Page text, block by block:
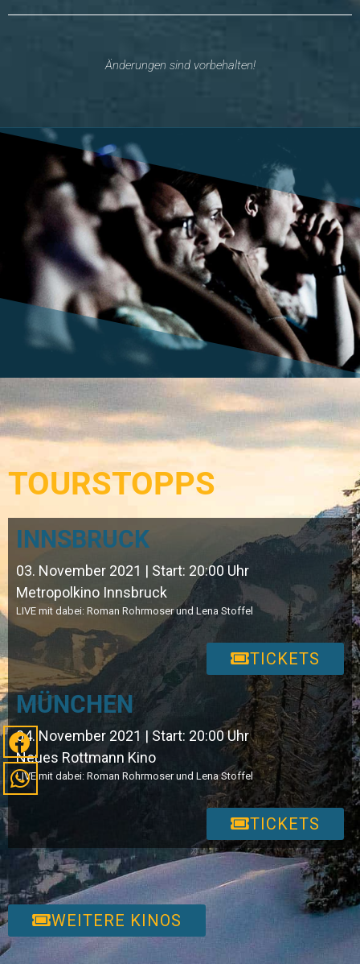
Änderungen sind vorbehalten!
TOURSTOPPS
INNSBRUCK
03. November 2021 | Start: 20:00 Uhr
Metropolkino Innsbruck
LIVE mit dabei: Roman Rohrmoser und Lena Stoffel
TICKETS
MÜNCHEN
04. November 2021 | Start: 20:00 Uhr
Neues Rottmann Kino
LIVE mit dabei: Roman Rohrmoser und Lena Stoffel
TICKETS
WEITERE KINOS